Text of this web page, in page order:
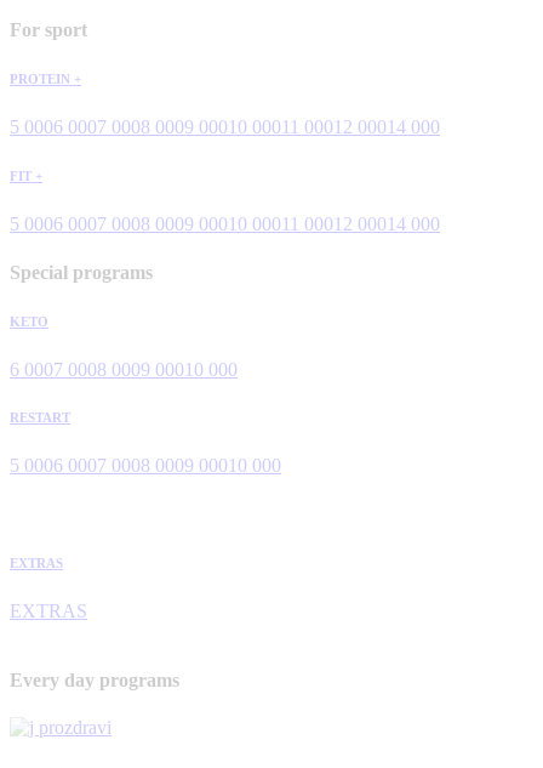
For sport
PROTEIN +
5 0006 0007 0008 0009 00010 00011 00012 00014 000
FIT +
5 0006 0007 0008 0009 00010 00011 00012 00014 000
Special programs
KETO
6 0007 0008 0009 00010 000
RESTART
5 0006 0007 0008 0009 00010 000
EXTRAS
EXTRAS
Every day programs